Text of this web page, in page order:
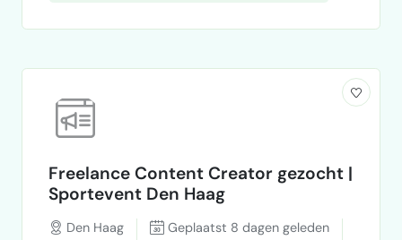
Freelance Content Creator gezocht |
Sportevent Den Haag
Den Haag
Geplaatst 8 dagen geleden